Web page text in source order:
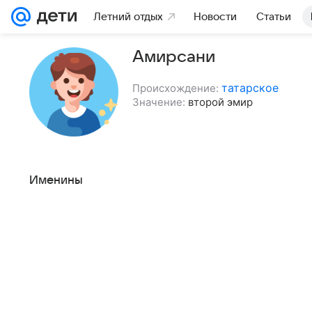
Летний отдых Новости Статьи
Амирсани
Происхождение: татарское
Значение: второй эмир
Именины